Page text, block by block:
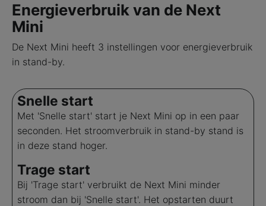
Energieverbruik van de Next
Mini
De Next Mini heeft 3 instellingen voor energieverbruik
in stand-by.
Snelle start
Met 'Snelle start' start je Next Mini op in een paar
seconden. Het stroomverbruik in stand-by stand is
in deze stand hoger.
Trage start
Bij 'Trage start' verbruikt de Next Mini minder
stroom dan bij 'Snelle start'. Het opstarten duurt